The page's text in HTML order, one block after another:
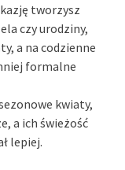
tworzysz
czy urodziny,
a na codzienne
formalne
kwiaty,
a ich świeżość
lepiej.